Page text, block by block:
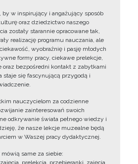
by w inspirujący i angażujący sposób
oraz dziedzictwo naszego
zostały starannie opracowane tak,
realizację programu nauczania, ale
wyobraźnię i pasję młodych
formy pracy, ciekawe prelekcje,
oraz bezpośredni kontakt z zabytkami
staje się fascynującą przygodą i
nauczycielom za codzienne
zainteresowań swoich
odkrywanie świata pełnego wiedzy i
że nasze lekcje muzealne będą
w Waszej pracy dydaktycznej.
same za siebie:
prelekcja, przebieranki, zajęcia